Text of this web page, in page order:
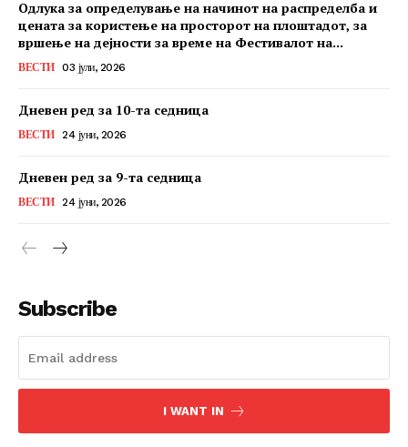
Одлука за определување на начинот на распределба и
цената за користење на просторот на плоштадот, за
вршење на дејности за време на Фестивалот на...
ВЕСТИ 03 јули, 2026
Дневен ред за 10-та седница
ВЕСТИ 24 јуни, 2026
Дневен ред за 9-та седница
ВЕСТИ 24 јуни, 2026
Subscribe
I WANT IN